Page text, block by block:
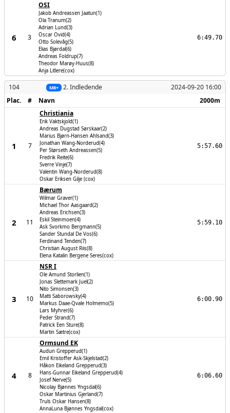
6 3
OSI
Jakob Andreassen Jaatun(1)
Ola Tranum(2)
Adrian Lund(3)
Oscar Ovid(4)
Otto Solevåg(5)
Elias Bjørdal(6)
Andreas Foldrup(7)
Theodor Marøy-Huus(8)
Anja Litlere(cox)
6:49.70
104 M8+ 2. Indledende
2024-09-20 16:00
Plac.
# Navn 2000m
1 7
Christiania
Erik Vaktskjold(1)
Andreas Dugstad Sørskaar(2)
Marius Bjørn-Hansen Ahlsand(3)
Jonathan Wang-Norderud(4)
Per Størseth Andreassen(5)
Fredrik Reite(6)
Sverre Vinje(7)
Valentin Wang-Norderud(8)
Oskar Eriksen Gilje (cox)
5:57.60
2 11
Bærum
Wilmar Graver(1)
Michael Thor Aasgaard(2)
Andreas Erichsen(3)
Eskil Steinmoen(4)
Ask Svorkmo Bergmann(5)
Sander Stundal De Vos(6)
Ferdinand Tenden(7)
Christian August Riis(8)
Elena Katalin Bergene Seres(cox)
5:59.10
3 10
NSR I
Ole Amund Storlien(1)
Jonas Slettemark Juel(2)
Nito Simonsen(3)
Matti Saborowsky(4)
Markus Daae-Qvale Holmemo(5)
Lars Myhrer(6)
Peder Strand(7)
Patrick Een Sture(8)
Martin Sætre(cox)
6:00.90
4 8
Ormsund EK
Audun Grepperud(1)
Emil Kristoffer Ask-Skjelstad(2)
Håkon Eikeland Grepperud(3)
Hans-Gunnar Eikeland Grepperud(4)
Josef Nerve(5)
Nicolay Bjønnes Yngsdal(6)
Oskar Martinius Gjerland(7)
Truls Oskar Hansen(8)
AnnaLuna Bjønnes Yngsdal(cox)
6:06.60